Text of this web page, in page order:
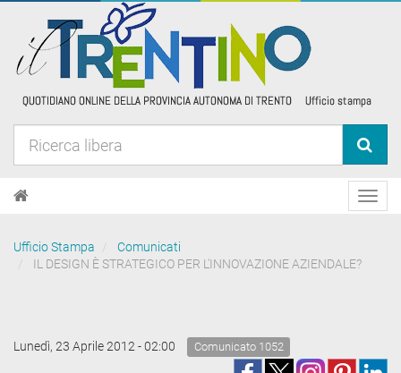
Ufficio Stampa
Comunicati
IL DESIGN È STRATEGICO PER L'INNOVAZIONE AZIENDALE?
Lunedì, 23 Aprile 2012 - 02:00 Comunicato 1052